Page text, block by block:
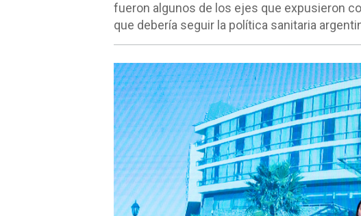
fueron algunos de los ejes que expusieron
que debería seguir la política sanitaria